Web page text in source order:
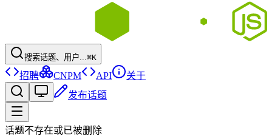
搜索话题、用户...⌘K
招聘 CNPM API
关于
发布话题
话题不存在或已被删除